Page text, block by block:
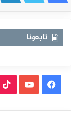
تابعونا
فيسبوكيوتيوب